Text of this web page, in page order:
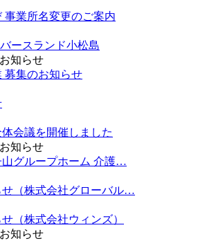
事業所名変更のご案内
ースランド小松島
お知らせ
募集のお知らせ
会議を開催しました
お知らせ
山グループホーム 介護…
（株式会社グローバル…
（株式会社ウィンズ）
お知らせ